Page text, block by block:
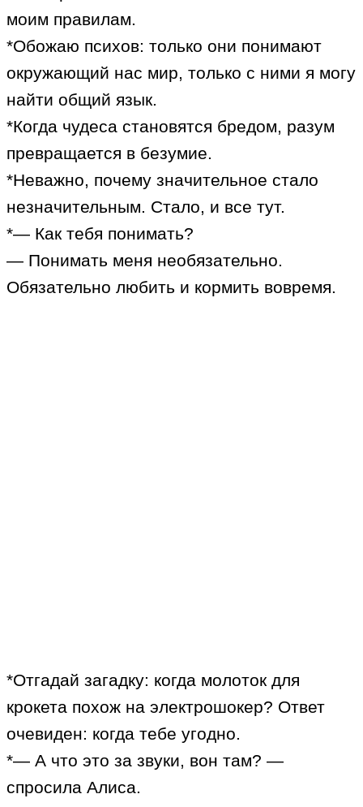
моим правилам.
*Обожаю психов: только они понимают
окружающий нас мир, только с ними я могу
найти общий язык.
*Когда чудеса становятся бредом, разум
превращается в безумие.
*Неважно, почему значительное стало
незначительным. Стало, и все тут.
*— Как тебя понимать?
— Понимать меня необязательно.
Обязательно любить и кормить вовремя.
*Отгадай загадку: когда молоток для
крокета похож на электрошокер? Ответ
очевиден: когда тебе угодно.
*— А что это за звуки, вон там? —
спросила Алиса.